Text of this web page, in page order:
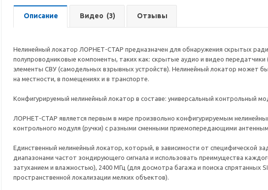
Описание Видео (3) Отзывы
Нелинейный локатор ЛОРНЕТ-СТАР предназначен для обнаружения скрытых
полупроводниковые компоненты, таких как: скрытые аудио и видео
элементы СВУ (самодельных взрывных устройств). Нелинейный локатор может
на местности, в помещениях и в транспорте.
Конфигурируемый нелинейный локатор в составе: универсальный контрольный
ЛОРНЕТ-СТАР является первым в мире произвольно конфигурируемым
контрольного модуля (ручки) с разными сменными приемопередающими
Единственный нелинейный локатор, который, в зависимости от специфической
диапазонами частот зондирующего сигнала и использовать преимущества
затуханием и влажностью), 2400 МГц (для досмотра багажа и поиска спрятанных
пространственной локализации мелких объектов).